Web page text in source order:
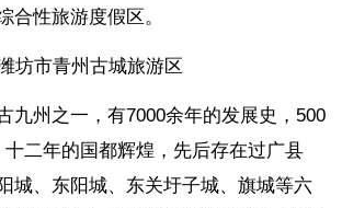
合性旅游度假区。
坊市青州古城旅游区
九州之一，有7000余年的发展史，500
二年的国都辉煌，先后存在过广县
城、东阳城、东关圩子城、旗城等六